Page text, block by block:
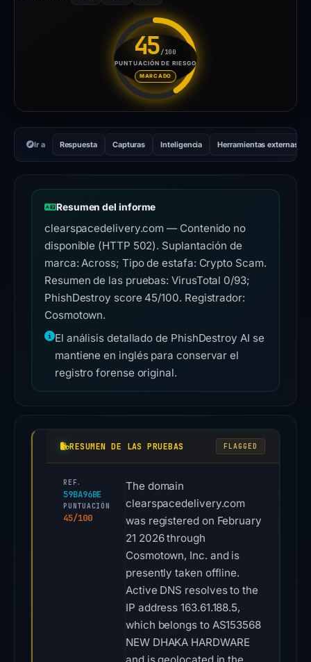
45/100
PUNTUACIÓN DE RIESGO
MARCADO
Puntuación de riesgo: 45
Ir a Respuesta Capturas Inteligencia Herramientas externas
Resumen del informe
clearspacedelivery.com — Contenido no
disponible (HTTP 502). Suplantación de
marca: Across; Tipo de estafa: Crypto Scam.
Resumen de las pruebas: VirusTotal 0/93;
PhishDestroy score 45/100. Registrador:
Cosmotown.
El análisis detallado de PhishDestroy AI se
mantiene en inglés para conservar el
registro forense original.
RESUMEN DE LAS PRUEBAS FLAGGED
REF.
59BA96BE
PUNTUACIÓN
45/100
The domain
clearspacedelivery.com
was registered on February
21 2026 through
Cosmotown, Inc. and is
presently taken offline.
Active DNS resolves to the
IP address 163.61.188.5,
which belongs to AS153568
NEW DHAKA HARDWARE